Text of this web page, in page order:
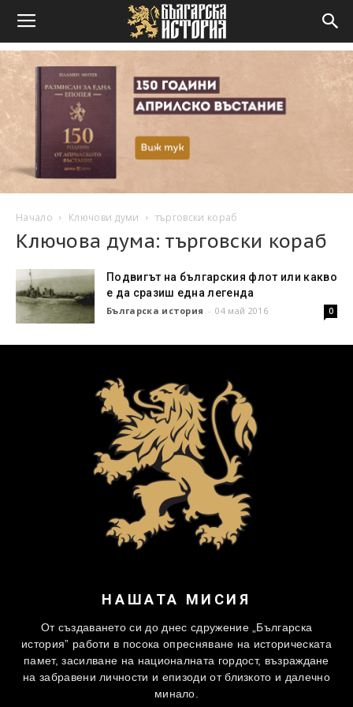
Начало Ключови думи търговски кораб
Ключова дума: търговски кораб
Подвигът на българския флот или какво
е да сразиш една легенда
Българска история - 04 май 2016 0
НАШАТА МИСИЯ
От създаването си до днес сдружение „Българска
история” работи в посока опресняване на историческата
памет, засилване на националната гордост, възраждане
на забравени личности и епизоди от близкото и далечно
минало.